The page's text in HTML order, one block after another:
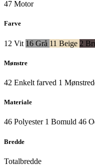
47 Motor
Farve
12 Vit 16 Grå 11 Beige 2
Mønstre
42 Enkelt farved 1
Materiale
46 Polyester 1 Bomuld 46
Bredde
Totalbredde